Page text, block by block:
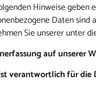
Hinweise geben
Daten
Sie unserer unter
auf unserer
verantwortlich für die